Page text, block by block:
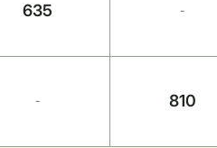
635 -
- 810